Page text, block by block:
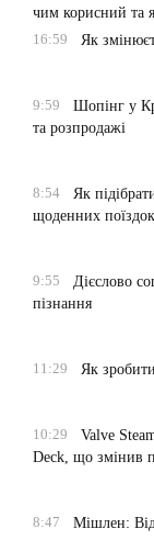
чим корисний та
16:59
Як
9:59
Шопінг у
та розпродажі
8:54
Як
щоденних поїздок
9:55
Дієслово
пізнання
11:29
Як
10:29
Valve
Deck, що змінив
8:47
Мішлен: